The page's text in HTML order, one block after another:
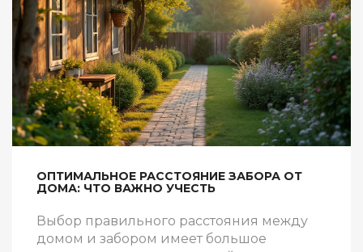
ОПТИМАЛЬНОЕ РАССТОЯНИЕ ЗАБОРА ОТ
ДОМА: ЧТО ВАЖНО УЧЕСТЬ
Выбор правильного расстояния между
домом и забором имеет большое